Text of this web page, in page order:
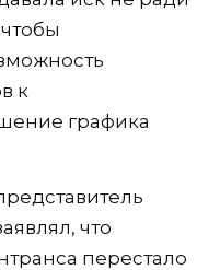
к
графика
что
перестало